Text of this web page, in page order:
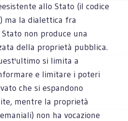
allo Stato (il codice
ma la dialettica fra
non produce una
della proprietà pubblica.
si limita a
e limitare i poteri
che si espandono
mentre la proprietà
non ha vocazione